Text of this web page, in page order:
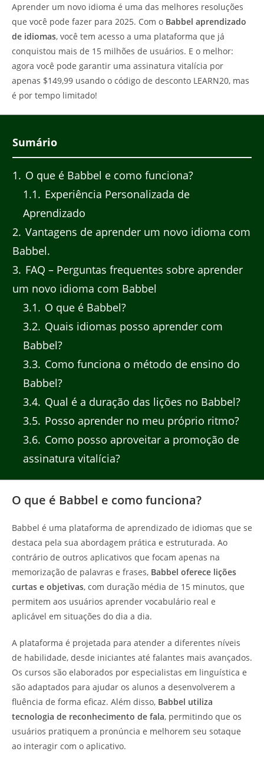
post:
Aprender um novo idioma é uma das melhores resoluções
que você pode fazer para 2025. Com o Babbel aprendizado
de idiomas, você tem acesso a uma plataforma que já
conquistou mais de 15 milhões de usuários. E o melhor:
agora você pode garantir uma assinatura vitalícia por
apenas $149,99 usando o código de desconto LEARN20, mas
é por tempo limitado!
Sumário
1
O que é Babbel e como funciona?
1.1
Experiência Personalizada de
Aprendizado
2 Vantagens de aprender um novo idioma com
Babbel.
3 FAQ – Perguntas frequentes sobre aprender
um novo idioma com Babbel
3.1
O que é Babbel?
3.2 Quais idiomas posso aprender com
Babbel?
3.3 Como funciona o método de ensino do
Babbel?
3.4 Qual é a duração das lições no Babbel?
3.5 Posso aprender no meu próprio ritmo?
3.6 Como posso aproveitar a promoção de
assinatura vitalícia?
O que é Babbel e como funciona?
Babbel é uma plataforma de aprendizado de idiomas que se
destaca pela sua abordagem prática e estruturada. Ao
contrário de outros aplicativos que focam apenas na
memorização de palavras e frases, Babbel oferece lições
curtas e objetivas, com duração média de 15 minutos, que
permitem aos usuários aprender vocabulário real e
aplicável em situações do dia a dia.
A plataforma é projetada para atender a diferentes níveis
de habilidade, desde iniciantes até falantes mais avançados.
Os cursos são elaborados por especialistas em linguística e
são adaptados para ajudar os alunos a desenvolverem a
fluência de forma eficaz. Além disso, Babbel utiliza
tecnologia de reconhecimento de fala, permitindo que os
usuários pratiquem a pronúncia e melhorem seu sotaque
ao interagir com o aplicativo.